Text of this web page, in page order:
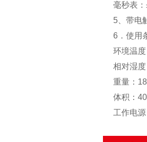
毫秒表
5、带电
6．使用
环境温
相对湿
重量：
体积：
工作电